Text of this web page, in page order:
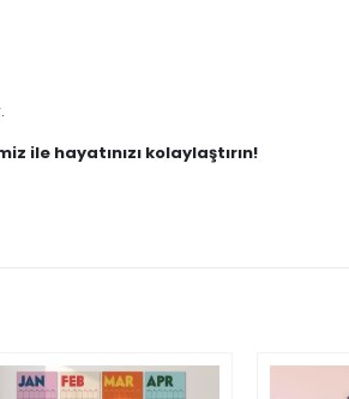
ile hayatınızı kolaylaştırın!